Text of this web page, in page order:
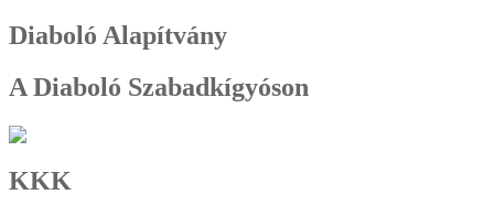
Diaboló Alapítvány
A Diaboló Szabadkígyóson
KKK